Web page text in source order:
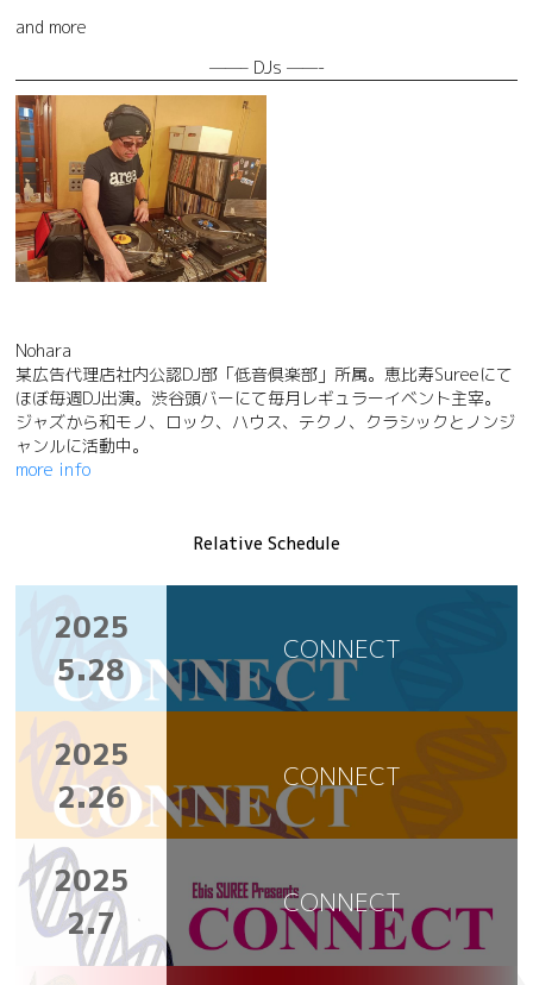
and more
——– DJs ——-
Nohara
某広告代理店社内公認DJ部「低音倶楽部」所属。恵比寿Sureeにて
ほぼ毎週DJ出演。渋谷頭バーにて毎月レギュラーイベント主宰。
ジャズから和モノ、ロック、ハウス、テクノ、クラシックとノンジ
ャンルに活動中。
more info
Relative Schedule
2025
5.28
CONNECT
2025
2.26
CONNECT
2025
2.7
CONNECT